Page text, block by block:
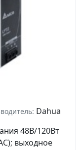
Dahua
48В/120Вт
выходное